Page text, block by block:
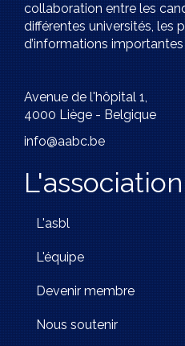
collaboration entre les
différentes universités, les
d’informations
Avenue de l'hôpital 1,
4000 Liège - Belgique
info@aabc.be
L'association
L'asbl
L'équipe
Devenir membre
Nous soutenir